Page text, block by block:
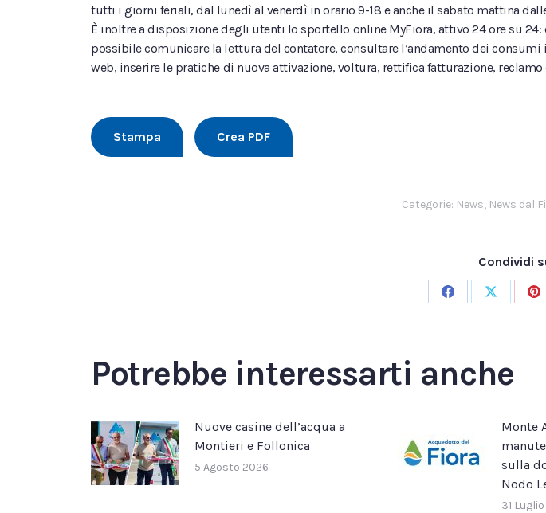
tutti i giorni feriali, dal lunedì al venerdì in orario 9-18 e anche il sabato mattina
È inoltre a disposizione degli utenti lo sportello online MyFiora, attivo 24 ore su 24:
possibile comunicare la lettura del contatore, consultare l’andamento dei
web, inserire le pratiche di nuova attivazione, voltura, rettifica fatturazione,
Stampa Crea PDF
Categorie: News, News dal
Condividi
CondividiCondividi
Potrebbe interessarti anche
Nuove casine dell’acqua a
Montieri e Follonica
5 Agosto 2026
Monte
sulla
Nodo
31